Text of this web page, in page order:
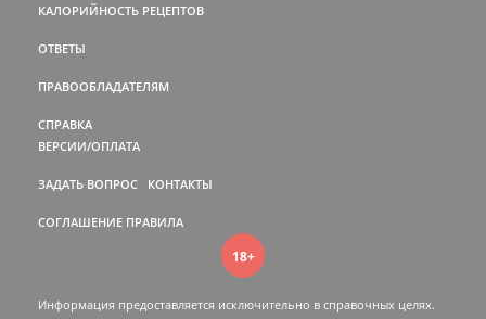
КАЛОРИЙНОСТЬ РЕЦЕПТОВ
ОТВЕТЫ
ПРАВООБЛАДАТЕЛЯМ
СПРАВКА
ВЕРСИИ/ОПЛАТА
ЗАДАТЬ ВОПРОС КОНТАКТЫ
СОГЛАШЕНИЕ ПРАВИЛА
18+
Информация предоставляется исключительно в справочных целях.